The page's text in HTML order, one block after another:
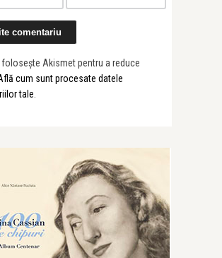
Akismet pentru a reduce
cum sunt procesate datele
tale